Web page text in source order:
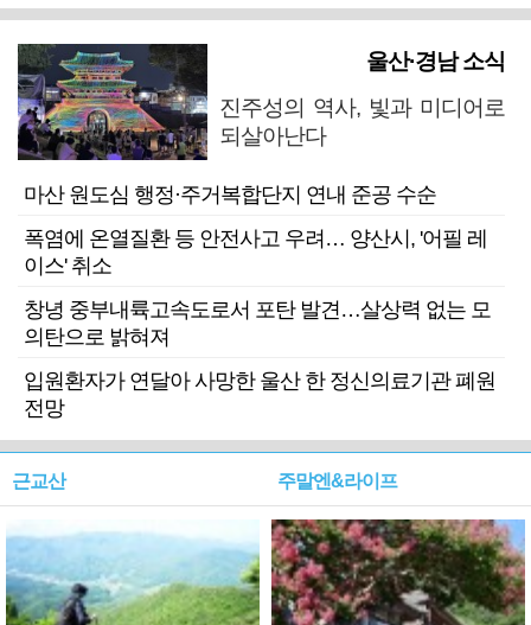
울산·경남 소식
진주성의 역사, 빛과 미디어로
되살아난다
마산 원도심 행정·주거복합단지 연내 준공 수순
폭염에 온열질환 등 안전사고 우려… 양산시, '어필 레
이스' 취소
창녕 중부내륙고속도로서 포탄 발견…살상력 없는 모
의탄으로 밝혀져
입원환자가 연달아 사망한 울산 한 정신의료기관 폐원
전망
근교산 주말엔&라이프